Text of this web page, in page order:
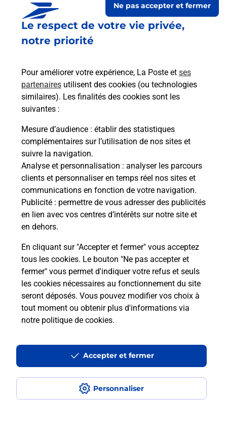
Le respect de votre vie privée,
notre priorité
Pour améliorer votre expérience, La Poste et ses
partenaires utilisent des cookies (ou technologies
similaires). Les finalités des cookies sont les
suivantes :
Mesure d’audience : établir des statistiques
complémentaires sur l’utilisation de nos sites et
suivre la navigation.
Analyse et personnalisation : analyser les parcours
clients et personnaliser en temps réel nos sites et
communications en fonction de votre navigation.
Publicité : permettre de vous adresser des publicités
en lien avec vos centres d’intérêts sur notre site et
en dehors.
En cliquant sur "Accepter et fermer" vous acceptez
tous les cookies. Le bouton "Ne pas accepter et
fermer" vous permet d'indiquer votre refus et seuls
les cookies nécessaires au fonctionnement du site
seront déposés. Vous pouvez modifier vos choix à
tout moment ou obtenir plus d'informations via
notre politique de cookies.
Personnaliser
Ne pas accepter et fermer
Accepter et fermer
Est-il possible d’acheter un
emballage directement depuis un
Comment demander une
modification de livraison ?
Comment La Poste participe-t-elle
à votre sécurité au quotidien ?
Puis-je passer mon code de la route
avec La Poste et sous quelles
conditions ?
Localiser Liste Ardennes THILAY
Accessibilité : partiellement conforme
Conditions contractuelles
Mentions légales